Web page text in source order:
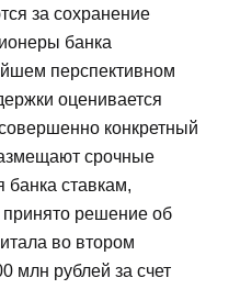
за сохранение
банка
перспективном
оценивается
конкретный
срочные
банка ставкам,
принято решение об
во втором
млн рублей за счет